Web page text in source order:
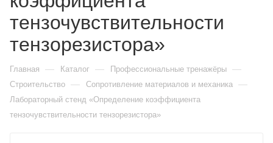
тензочувствительности
тензорезистора»
Главная — Каталог — Профессиональные тренажёры —
Строительство — Сопротивление материалов и механика —
Лабораторный стенд «Определение коэффициента
тензочувствительности тензорезистора»